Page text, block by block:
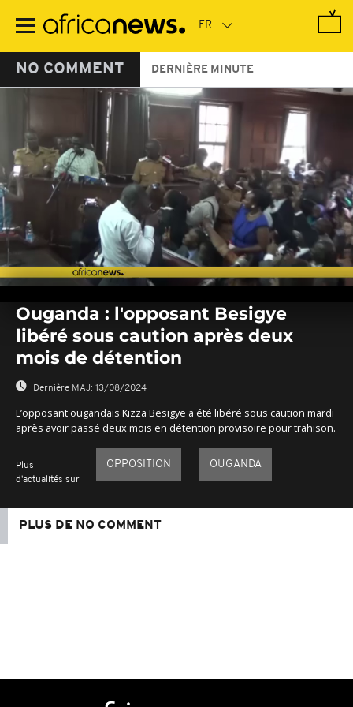
contenu
NO COMMENT DERNIÈRE MINUTE
seconds
seconds
Ouganda : l'opposant Besigye
libéré sous caution après deux
mois de détention
Dernière MAJ: 13/08/2024
L’opposant ougandais Kizza Besigye a été libéré sous caution mardi
après avoir passé deux mois en détention provisoire pour trahison.
Plus
d'actualités sur
OPPOSITION OUGANDA
PLUS DE NO COMMENT